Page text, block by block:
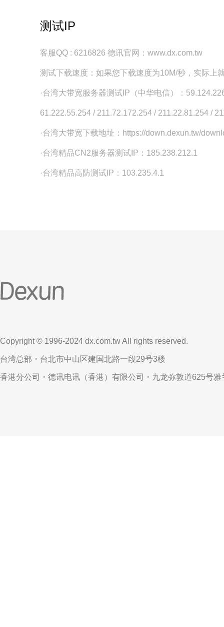
测试IP
客服QQ : 6216826 德讯官网：www.dx.com.tw
测试下载速度：如果您下载速度为10M/秒，实际上
·台湾大带宽服务器测试IP（中华电信）：
61.222.55.254 / 211.72.172.254 / 211.22.81.254 /
·台湾大带宽下载地址：https://down.dexun.tw/
·台湾精品CN2服务器测试IP：185.238.212.1
·台湾精品高防测试IP：103.235.4.1
Copyright © 1996-2024 dx.com.tw All rights reserved.
台湾总部・台北市中山区建国北路一段29号3楼
香港分公司・德讯电讯（香港）有限公司・九龙弥敦道625号